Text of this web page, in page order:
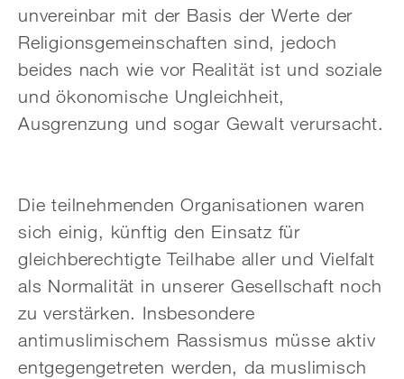
unvereinbar mit der Basis der Werte der
Religionsgemeinschaften sind, jedoch
beides nach wie vor Realität ist und soziale
und ökonomische Ungleichheit,
Ausgrenzung und sogar Gewalt verursacht.
Die teilnehmenden Organisationen waren
sich einig, künftig den Einsatz für
gleichberechtigte Teilhabe aller und Vielfalt
als Normalität in unserer Gesellschaft noch
zu verstärken. Insbesondere
antimuslimischem Rassismus müsse aktiv
entgegengetreten werden, da muslimisch